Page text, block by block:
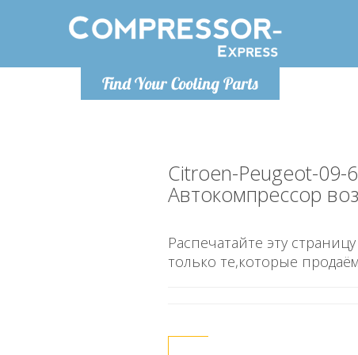
Find Your Cooling Parts
Понедельник-пятница 9:00
info@compressor-express.ru
Citroen-Peugeot-09-
Автокомпрессор
Распечатайте эту
только те,которые